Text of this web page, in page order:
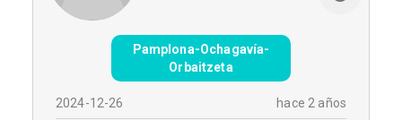
Pamplona-Ochagavía-
Orbaitzeta
2024-12-26 hace 2 años